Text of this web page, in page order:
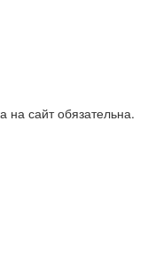
сайт обязательна.